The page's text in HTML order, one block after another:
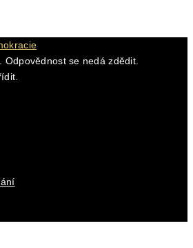
se nedá zdědit.